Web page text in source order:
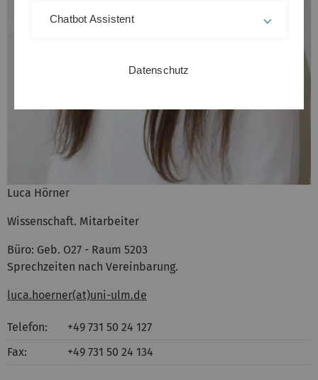
Luca Hörner
Wissenschaft. Mitarbeiter
Büro: Geb. O27 - Raum 5203
Sprechzeiten nach Vereinbarung.
luca.hoerner(at)uni-ulm.de
Telefon:
+49 731 50 24 127
Fax:
+49 731 50 24 134
Chatbot Assistent
Datenschutz